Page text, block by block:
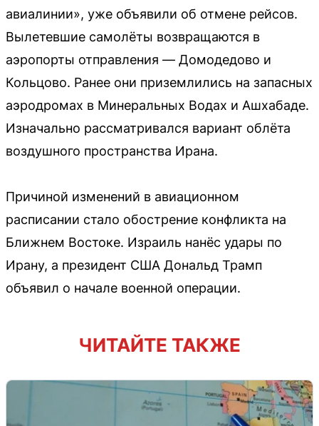
авиалинии», уже объявили об отмене рейсов.
Вылетевшие самолёты возвращаются в
аэропорты отправления — Домодедово и
Кольцово. Ранее они приземлились на запасных
аэродромах в Минеральных Водах и Ашхабаде.
Изначально рассматривался вариант облёта
воздушного пространства Ирана.
Причиной изменений в авиационном
расписании стало обострение конфликта на
Ближнем Востоке. Израиль нанёс удары по
Ирану, а президент США Дональд Трамп
объявил о начале военной операции.
ЧИТАЙТЕ ТАКЖЕ